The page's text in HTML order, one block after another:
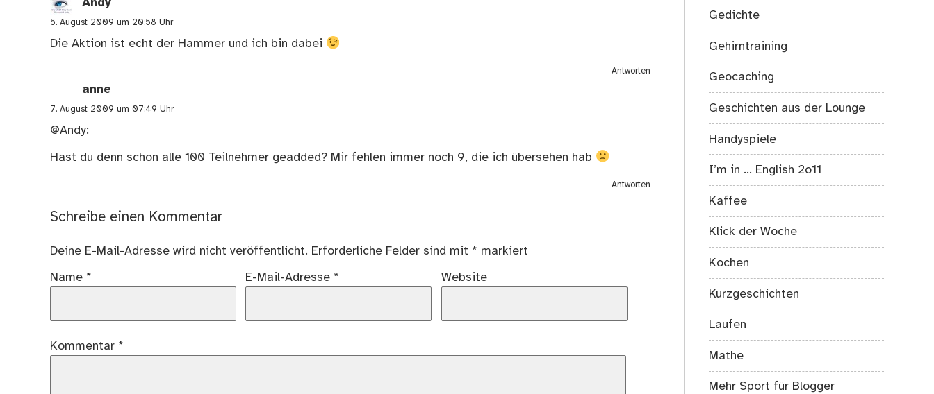
Andy
5. August 2009 um 20:58 Uhr
Die Aktion ist echt der Hammer und ich bin dabei
Antworten
anne
7. August 2009 um 07:49 Uhr
@Andy:
Hast du denn schon alle 100 Teilnehmer geadded? Mir fehlen immer noch 9, die ich übersehen hab
Antworten
Schreibe einen Kommentar
Deine E-Mail-Adresse wird nicht veröffentlicht. Erforderliche Felder sind mit * markiert
Name * E-Mail-Adresse * Website
Kommentar *
Gedichte
Gehirntraining
Geocaching
Geschichten aus der Lounge
Handyspiele
I’m in … English 2o11
Kaffee
Klick der Woche
Kochen
Kurzgeschichten
Laufen
Mathe
Mehr Sport für Blogger